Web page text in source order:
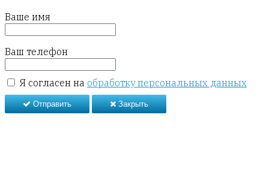
Ваше имя
Ваш телефон
Я согласен на обработку персональных данных
Отправить Закрыть